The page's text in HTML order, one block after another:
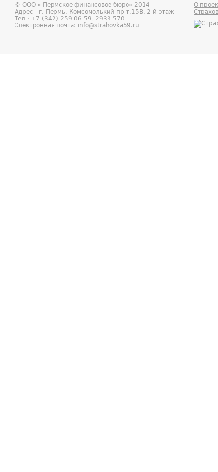
© ООО « Пермское финансовое бюро» 2014
Адрес : г. Пермь, Комсомолький пр-т,15В, 2-й этаж
Тел.: +7 (342) 259-06-59, 2933-570
Электронная почта: info@strahovka59.ru
О